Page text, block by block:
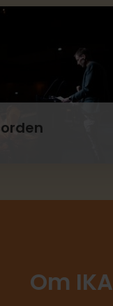
Om IKA